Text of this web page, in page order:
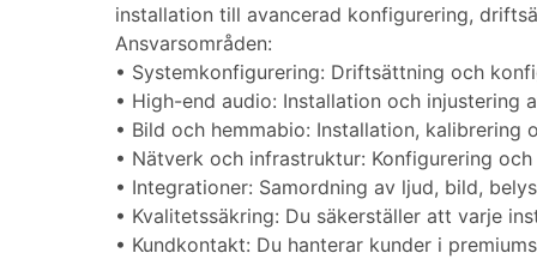
installation till avancerad konfigurering,
Ansvarsområden:
• Systemkonfigurering: Driftsättning och
• High-end audio: Installation och injustering
• Bild och hemmabio: Installation,
• Nätverk och infrastruktur: Konfigurering
• Integrationer: Samordning av ljud, bild,
• Kvalitetssäkring: Du säkerställer att varje
• Kundkontakt: Du hanterar kunder i